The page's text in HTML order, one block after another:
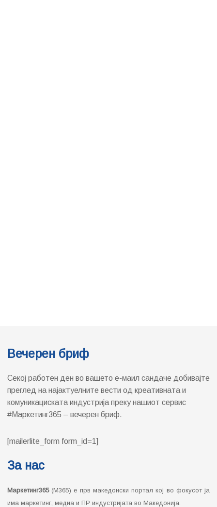
Вечерен бриф
Секој работен ден во вашето е-маил сандаче добивајте
преглед на најактуелните вести од креативната и
комуникациската индустрија преку нашиот сервис
#Маркетинг365 – вечерен бриф.
[mailerlite_form form_id=1]
За нас
Маркетинг365(М365) е прв македонски портал кој во фокусот ја
има маркетинг, медиа и ПР индустријата во Македонија.